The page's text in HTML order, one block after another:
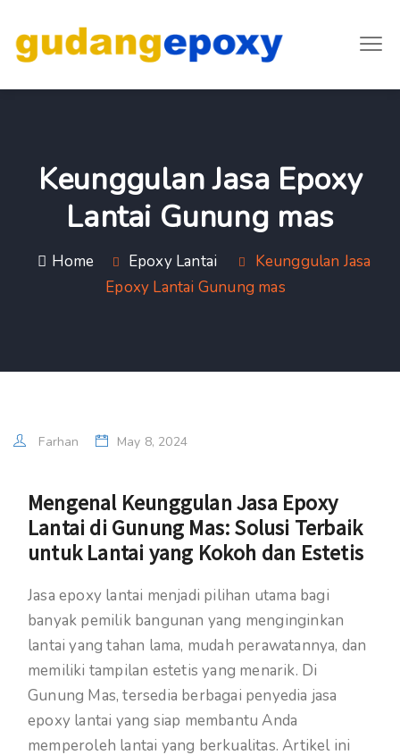
Keunggulan Jasa Epoxy
Lantai Gunung mas
Home Epoxy Lantai
Keunggulan Jasa
Epoxy Lantai Gunung mas
Farhan May 8, 2024
Mengenal Keunggulan Jasa Epoxy
Lantai di Gunung Mas: Solusi Terbaik
untuk Lantai yang Kokoh dan Estetis
Jasa epoxy lantai menjadi pilihan utama bagi
banyak pemilik bangunan yang menginginkan
lantai yang tahan lama, mudah perawatannya, dan
memiliki tampilan estetis yang menarik. Di
Gunung Mas, tersedia berbagai penyedia jasa
epoxy lantai yang siap membantu Anda
memperoleh lantai yang berkualitas. Artikel ini